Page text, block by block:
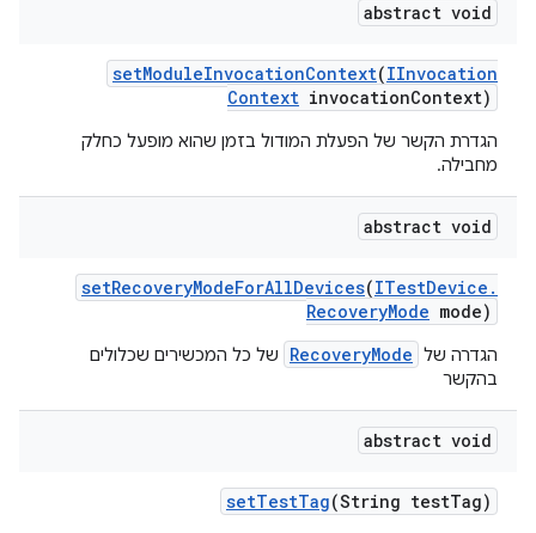
abstract void
setModuleInvocationContext(IInvocation
Context invocationContext)
הגדרת הקשר של הפעלת המודול בזמן שהוא מופעל כחלק
מחבילה.
abstract void
setRecoveryModeForAllDevices(ITestDevice .
RecoveryMode mode)
הגדרה של RecoveryMode
של כל המכשירים שכלולים
בהקשר
abstract void
setTestTag(String testTag)